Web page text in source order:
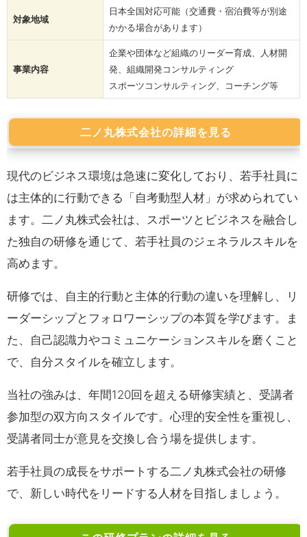
対象地域
日本全国対応可能（交通費・宿泊費等が別途
かかる場合があります）
事業内容
企業や団体など組織のリーダー育成、人材開
発、組織開発コンサルティング
スポーツコンサルティング、コーチング等
二ノ丸株式会社の詳細を見る
現代のビジネス環境は急速に変化しており、若手社員に
は主体的に行動できる「自考動型人材」が求められてい
ます。二ノ丸株式会社は、スポーツとビジネスを融合し
た独自の研修を通じて、若手社員のジェネラルスキルを
高めます。
研修では、自主的行動と主体的行動の違いを理解し、リ
ーダーシップとフォロワーシップの本質を学びます。ま
た、自己認識力やコミュニケーションスキルを磨くこと
で、自分スタイルを確立します。
当社の強みは、年間120回を超える研修実績と、受講者
参加型の双方向スタイルです。心理的安全性を重視し、
受講者同士が意見を交換し合う場を提供します。
若手社員の成長をサポートする二ノ丸株式会社の研修
で、新しい時代をリードする人材を目指しましょう。